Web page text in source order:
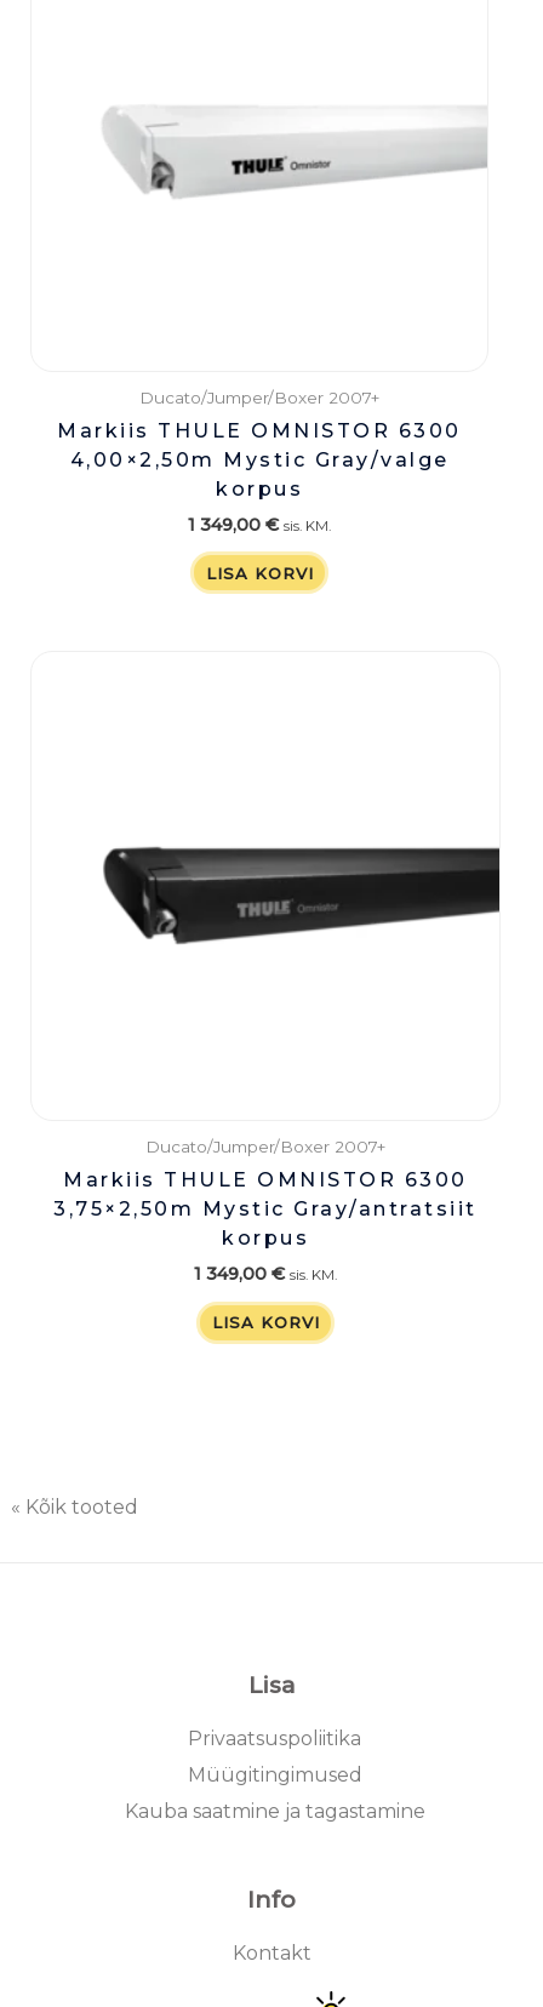
Ducato/Jumper/Boxer 2007+
Markiis THULE OMNISTOR 6300
4,00×2,50m Mystic Gray/valge
korpus
1 349,00 € sis. KM.
LISA KORVI
Ducato/Jumper/Boxer 2007+
Markiis THULE OMNISTOR 6300
3,75×2,50m Mystic Gray/antratsiit
korpus
1 349,00 € sis. KM.
LISA KORVI
« Kõik tooted
Info
Kontakt
Lisa
Privaatsuspoliitika
Müügitingimused
Kauba saatmine ja tagastamine